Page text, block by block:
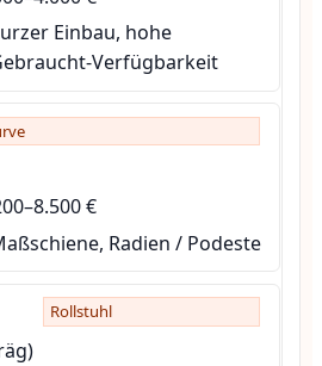
Einbau, hohe
Verfügbarkeit
€
Radien / Podeste
Rollstuhl